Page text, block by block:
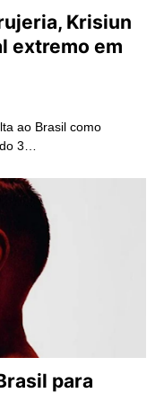
Krisiun
extremo em
ao Brasil como
3…
para